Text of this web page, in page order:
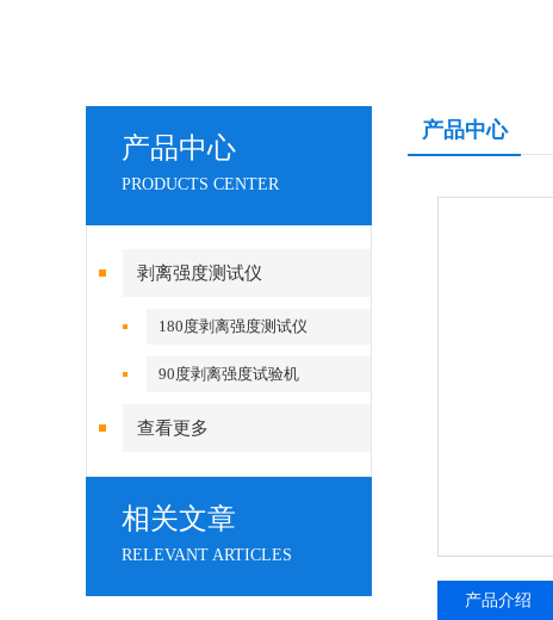
产品中心
PRODUCTS CENTER
剥离强度测试仪
180度剥离强度测试仪
90度剥离强度试验机
查看更多
相关文章
RELEVANT ARTICLES
产品中心
产品介绍